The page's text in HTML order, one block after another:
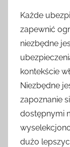
Każde
zapewnić
niezbędne
kontekście
Niezbędne
zapoznanie
dostępnymi
dużo